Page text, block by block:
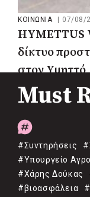
ΚΟΙΝΩΝΙΑ 07/08/
HYMETTUS
δίκτυο
στον Υμηττό
Must
#Συντηρήσεις
#Υπουργείο
#Χάρης Δούκας
#βιοασφάλεια